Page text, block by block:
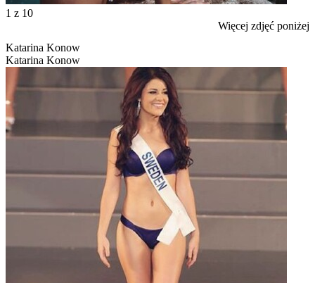
1 z 10
Więcej zdjęć poniżej
Katarina Konow
Katarina Konow